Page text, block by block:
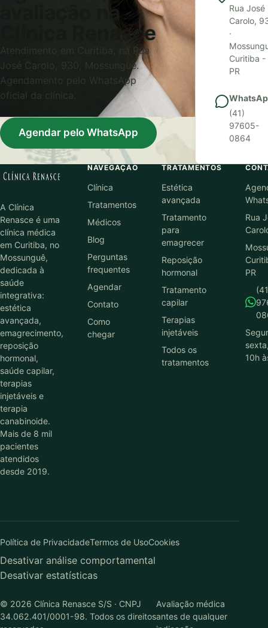
avaliação na
Clínica Renasce
Atendimento em Curitiba, na Rua
José Carolo, 930, Mossunguê.
Agendamento pelo WhatsApp
oficial da clínica.
Agendar pelo WhatsApp
Rua José
Carolo,
·
Curitiba -
PR
(41)
97605-
0864
A Clínica
Renasce é uma
clínica médica
em Curitiba, no
Mossunguê,
dedicada à
saúde
integrativa:
estética
avançada,
emagrecimento,
reposição
hormonal,
saúde capilar,
terapias
injetáveis e
terapia
canabinoide.
Mais de 8 mil
pacientes
atendidos
desde 2019.
NAVEGAÇÃO
Clínica
Tratamentos
Médicos
Blog
Perguntas
frequentes
Agendar
Contato
Como
chegar
TRATAMENTOS
Estética
avançada
Tratamento
para
emagrecer
Reposição
hormonal
Tratamento
capilar
Terapias
injetáveis
Todos os
tratamentos
Rua
PR
10h
Política de PrivacidadeTermos de UsoCookies
Desativar análise comportamental
Desativar estatísticas
© 2026 Clínica Renasce S/S · CNPJ
34.062.401/0001-98. Todos os direitos
Avaliação médica
antes de qualquer